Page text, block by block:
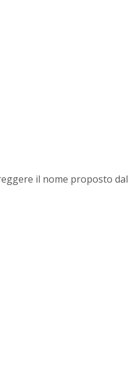
il nome proposto dal